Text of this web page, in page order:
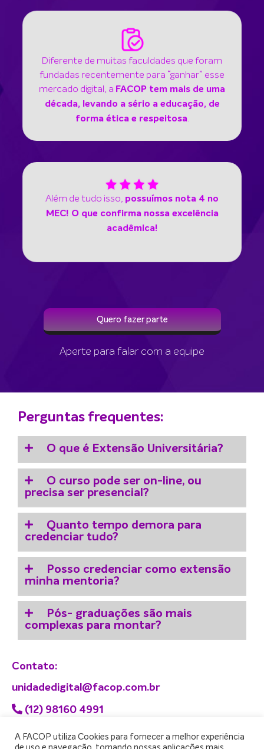
Diferente de muitas faculdades que foram
fundadas recentemente para “ganhar” esse
mercado digital, a FACOP tem mais de uma
década, levando a sério a educação, de
forma ética e respeitosa.
Além de tudo isso, possuímos nota 4 no
MEC! O que confirma nossa excelência
acadêmica!
Quero fazer parte
Aperte para falar com a equipe
Perguntas frequentes:
O que é Extensão Universitária?
O curso pode ser on-line, ou
precisa ser presencial?
Quanto tempo demora para
credenciar tudo?
Posso credenciar como extensão
minha mentoria?
Pós- graduações são mais
complexas para montar?
Contato:
unidadedigital@facop.com.br
(12) 98160 4991
A FACOP utiliza Cookies para fornecer a melhor experiência